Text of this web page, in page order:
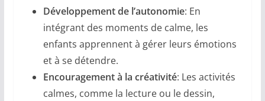
Développement de l’autonomie: En
intégrant des moments de calme, les
enfants apprennent à gérer leurs émotions
et à se détendre.
Encouragement à la créativité: Les activités
calmes, comme la lecture ou le dessin,